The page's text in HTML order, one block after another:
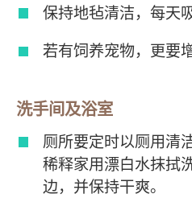
保持地毡清洁，每天
若有饲养宠物，更要
洗手间及浴室
厕所要定时以厕用清
稀释家用漂白水抹拭
边，并保持干爽。